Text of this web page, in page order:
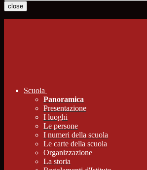
close
Scuola
Panoramica
Presentazione
I luoghi
Le persone
I numeri della scuola
Le carte della scuola
Organizzazione
La storia